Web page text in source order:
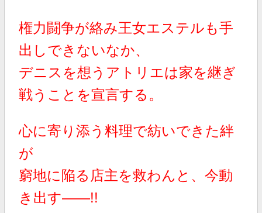
権力闘争が絡み王女エステルも手
出しできないなか、
デニスを想うアトリエは家を継ぎ
戦うことを宣言する。
心に寄り添う料理で紡いできた絆
が
窮地に陥る店主を救わんと、今動
き出す――!!